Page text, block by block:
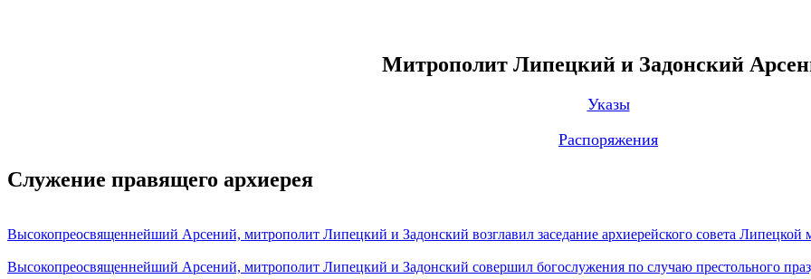
Митрополит Липецкий и Задонский
Указы
Распоряжения
Служение правящего архиерея
Высокопреосвященнейший Арсений, митрополит Липецкий и Задонский возглавил заседание архиерейского совета Липецкой
Высокопреосвященнейший Арсений, митрополит Липецкий и Задонский совершил богослужения по случаю престольного